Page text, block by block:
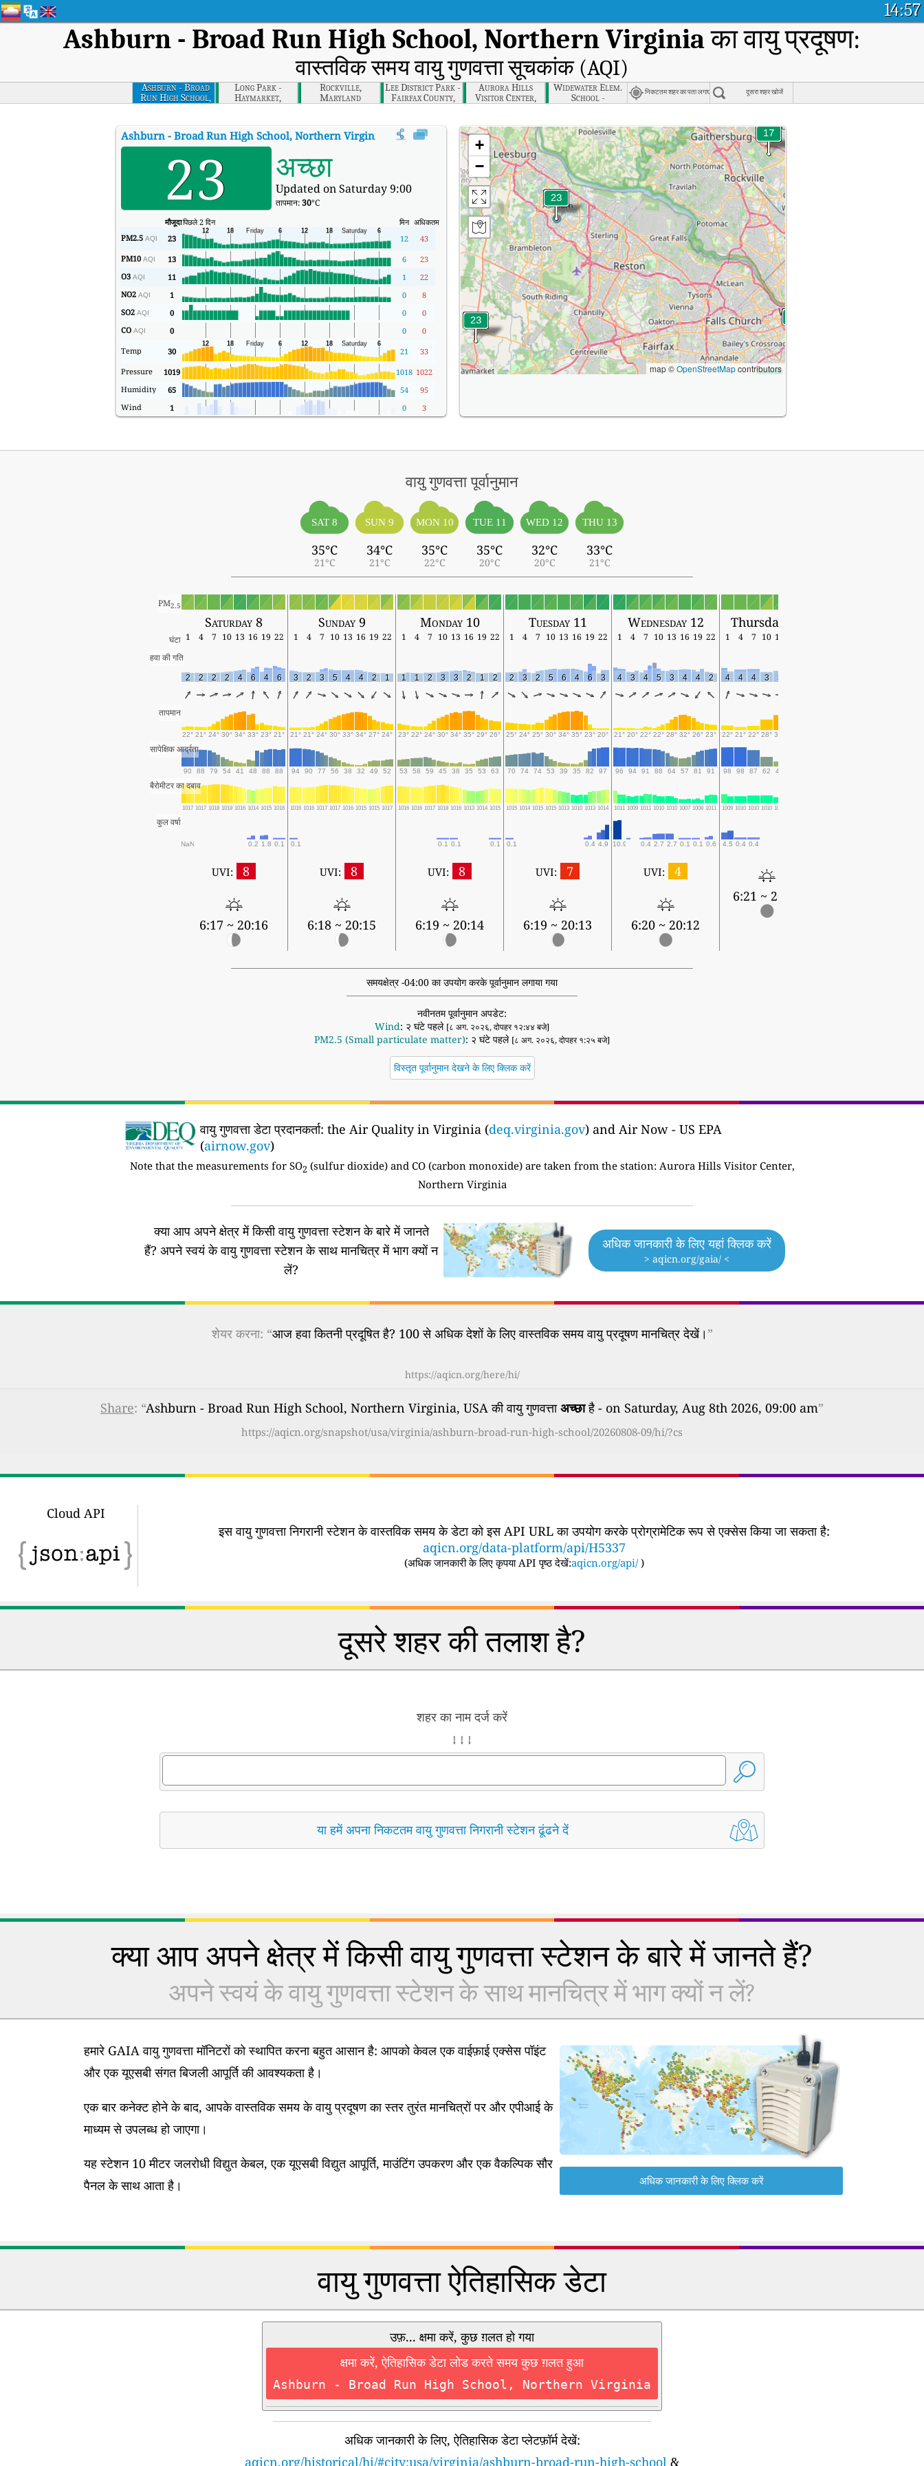
14:57
Ashburn - Broad Run High School, Northern Virginiaका वायु प्रदूषण:
वास्तविक समय वायु गुणवत्ता सूचकांक (AQI)
Ashburn - Broad
Run High School,
Northern Virginia
Long Park -
Haymarket,
Northern Virginia
Rockville,
Maryland
Lee District Park -
Fairfax County,
Northern Virginia
Aurora Hills
Visitor Center,
Northern Virginia
Widewater Elem.
School -
Widewater,
निकटतम शहर का पता लगाएं दूसरा शहर खोजें
Ashburn - Broad Run High School, Northern Virginia का AQI:Ashburn - Broad Run High School, Northern Virginia का वास्तविक समय वायु गुणवत्ता सूचकांक (AQI)।
23 अच्छा
Updated on Saturday 9:00
तापमान:30°C
मौजूदापिछले 2 दिन मिन अधिकतम
PM2.5 AQI 23 12
43
PM10 AQI 13 6
23
O3 AQI 11 1
22
NO2 AQI 1 0
8
SO2 AQI 0 0
0
CO AQI 0 0
0
Temp
30 21
33
Pressure
1019 1018 1022
Humidity
65 54
95
Wind
1 0 3
+
−
map ©OpenStreetMapcontributors
वायु गुणवत्ता पूर्वानुमान
SAT 8
35°C
21°C
SUN 9
34°C
21°C
MON 10
35°C
22°C
TUE 11
35°C
20°C
WED 12
32°C
20°C
THU 13
33°C
21°C
PM2.5
Saturday 8 Sunday 9 Monday 10 Tuesday 11 Wednesday 12 Thursday 13
घंटा 1 4 7 10 13 16 19 22 1 4 7 10 13 16 19 22 1 4 7 10 13 16 19 22 1 4 7 10 13 16 19 22 1 4 7 10 13 16 19 22 1 4 7 10 13
हवा की गति
2 2 2 2 4 6 4 6 3 2 3 5 4 4 2 1 1 1 2 3 3 2 1 2 2 3 2 5 6 4 6 3 4 3 4 5 3 4 4 2 4 4 4 3 3
तापमान
22° 21° 24° 30° 34° 33° 23° 21° 21° 21° 24° 30° 33° 34° 27° 24° 23° 22° 24° 30° 34° 35° 29° 26° 25° 24° 25° 30° 34° 35° 23° 20° 21° 20° 22° 22° 28° 32° 26° 23° 22° 21° 22° 28° 31°
सापेक्षिक आर्द्रता
90 88 79 54 41 48 88 88 94 90 77 56 38 32 49 52 53 58 59 45 38 35 53 63 70 74 74 53 39 35 82 97 96 94 91 88 64 57 81 91 98 98 87 62 45
बैरोमीटर का दबाव
1017 1017 1018 1018 1016 1014 1015 1016 1016 1016 1017 1017 1016 1015 1015 1017 1016 1016 1017 1018 1016 1013 1014 1015 1015 1014 1015 1015 1013 1010 1013 1014 1011 1009 1011 1010 1010 1007 1008 1011 1009 1010 1010 1010 1009
कुल वर्षा
NaN 0.2 1.8 0.1 0.1 0.1 0.1 0.1 0.1 0.4 4.9 10.9 0.4 2.7 2.7 0.1 0.1 0.6 4.5 0.4 0.4
UVI: 8
6:17 ~ 20:16
UVI: 8
6:18 ~ 20:15
UVI: 8
6:19 ~ 20:14
UVI: 7
6:19 ~ 20:13
UVI: 4
6:20 ~ 20:12
6:21 ~ 20:10
समयक्षेत्र -04:00 का उपयोग करके पूर्वानुमान लगाया गया
नवीनतम पूर्वानुमान अपडेट:
Wind: २ घंटे पहले [८ अग. २०२६, दोपहर १२:४४ बजे]
PM2.5 (Small particulate matter): २ घंटे पहले [८ अग. २०२६, दोपहर १:२५ बजे]
विस्तृत पूर्वानुमान देखने के लिए क्लिक करें
वायु गुणवत्ता डेटा प्रदानकर्ता: the Air Quality in Virginia (deq.virginia.gov) and Air Now - US EPA
(airnow.gov)
Note that the measurements for SO2 (sulfur dioxide) and CO (carbon monoxide) are taken from the station: Aurora Hills Visitor Center,
Northern Virginia
क्या आप अपने क्षेत्र में किसी वायु गुणवत्ता स्टेशन के बारे में जानते
हैं? अपने स्वयं के वायु गुणवत्ता स्टेशन के साथ मानचित्र में भाग क्यों न
लें?
अधिक जानकारी के लिए यहां क्लिक करें
> aqicn.org/gaia/ <
शेयर करना: “आज हवा कितनी प्रदूषित है? 100 से अधिक देशों के लिए वास्तविक समय वायु प्रदूषण मानचित्र देखें।”
https://aqicn.org/here/hi/
Share: “Ashburn - Broad Run High School, Northern Virginia, USA की वायु गुणवत्ताअच्छाहै - on Saturday, Aug 8th 2026, 09:00 am”
https://aqicn.org/snapshot/usa/virginia/ashburn-broad-run-high-school/20260808-09/hi/?cs
Cloud API
इस वायु गुणवत्ता निगरानी स्टेशन के वास्तविक समय के डेटा को इस API URL का उपयोग करके प्रोग्रामेटिक रूप से एक्सेस किया जा सकता है:
aqicn.org/data-platform/api/H5337
(अधिक जानकारी के लिए कृपया API पृष्ठ देखें:aqicn.org/api/ )
दूसरे शहर की तलाश है?
शहर का नाम दर्ज करें
↓ ↓ ↓
या हमें अपना निकटतम वायु गुणवत्ता निगरानी स्टेशन ढूंढने दें
क्या आप अपने क्षेत्र में किसी वायु गुणवत्ता स्टेशन के बारे में जानते हैं?
अपने स्वयं के वायु गुणवत्ता स्टेशन के साथ मानचित्र में भाग क्यों न लें?
हमारे GAIA वायु गुणवत्ता मॉनिटरों को स्थापित करना बहुत आसान है: आपको केवल एक वाईफ़ाई एक्सेस पॉइंट
और एक यूएसबी संगत बिजली आपूर्ति की आवश्यकता है।
एक बार कनेक्ट होने के बाद, आपके वास्तविक समय के वायु प्रदूषण का स्तर तुरंत मानचित्रों पर और एपीआई के
माध्यम से उपलब्ध हो जाएगा।
यह स्टेशन 10 मीटर जलरोधी विद्युत केबल, एक यूएसबी विद्युत आपूर्ति, माउंटिंग उपकरण और एक वैकल्पिक सौर
पैनल के साथ आता है।
अधिक जानकारी के लिए क्लिक करें
वायु गुणवत्ता ऐतिहासिक डेटा
उफ़... क्षमा करें, कुछ ग़लत हो गया
क्षमा करें, ऐतिहासिक डेटा लोड करते समय कुछ ग़लत हुआ
Ashburn - Broad Run High School, Northern Virginia
अधिक जानकारी के लिए, ऐतिहासिक डेटा प्लेटफ़ॉर्म देखें:
aqicn.org/historical/hi/#city:usa/virginia/ashburn-broad-run-high-school &